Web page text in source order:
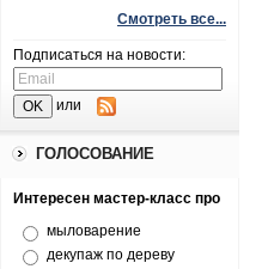
Смотреть все...
Подписаться на новости:
или
ГОЛОСОВАНИЕ
Интересен мастер-класс про
мыловарение
декупаж по дереву